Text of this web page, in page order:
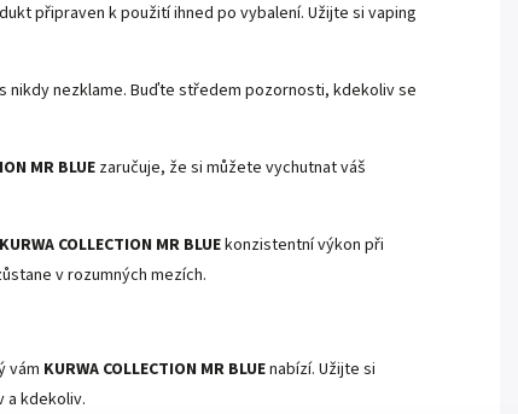
připraven k použití ihned po vybalení. Užijte si vaping
nikdy nezklame. Buďte středem pozornosti, kdekoliv se
MR BLUE zaručuje, že si můžete vychutnat váš
KURWA COLLECTION MR BLUEkonzistentní výkon při
v rozumných mezích.
vám KURWA COLLECTION MR BLUEnabízí. Užijte si
a kdekoliv.